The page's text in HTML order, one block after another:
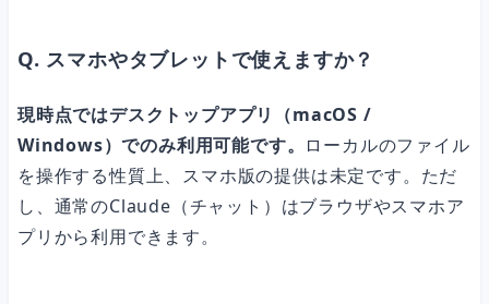
Q. スマホやタブレットで使えますか？
現時点ではデスクトップアプリ（macOS /
Windows）でのみ利用可能です。 ローカルのファイル
を操作する性質上、スマホ版の提供は未定です。ただ
し、通常のClaude（チャット）はブラウザやスマホア
プリから利用できます。